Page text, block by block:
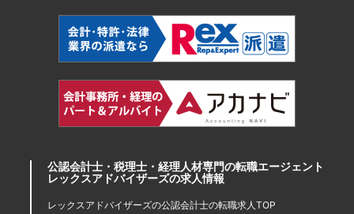
公認会計士・税理士・経理人材専門の転職エージェント
レックスアドバイザーズの求人情報
レックスアドバイザーズの公認会計士の転職求人TOP